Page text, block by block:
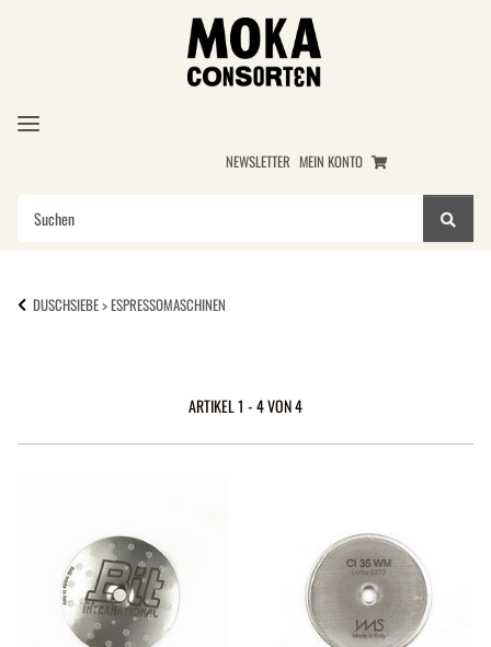
NEWSLETTER MEIN KONTO
DUSCHSIEBE > ESPRESSOMASCHINEN
ARTIKEL 1 - 4 VON 4